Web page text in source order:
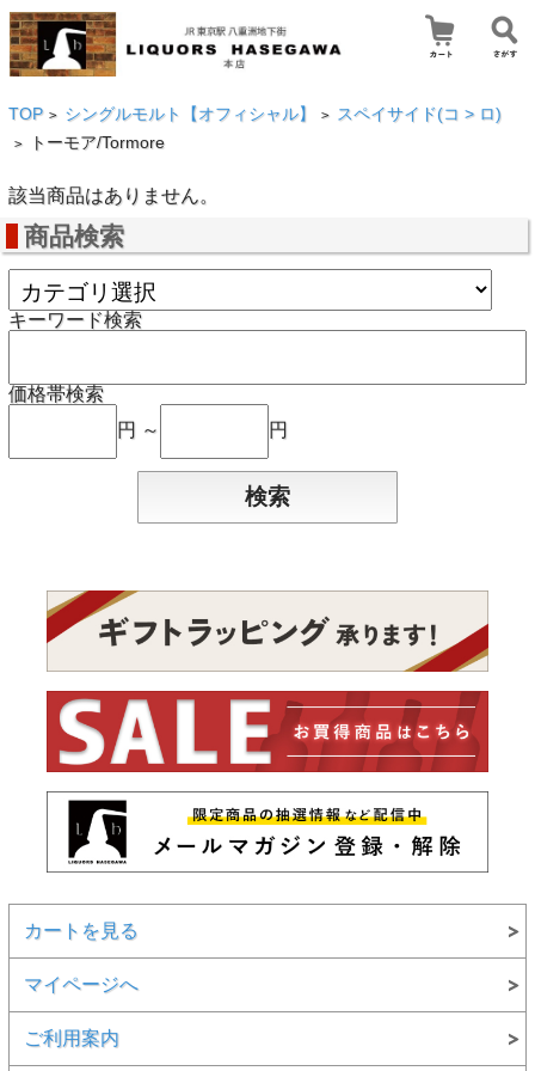
TOP > シングルモルト【オフィシャル】 > スペイサイド(コ > ロ)
> トーモア/Tormore
該当商品はありません。
商品検索
キーワード検索
価格帯検索
円 ～
円
カートを見る
マイページへ
ご利用案内